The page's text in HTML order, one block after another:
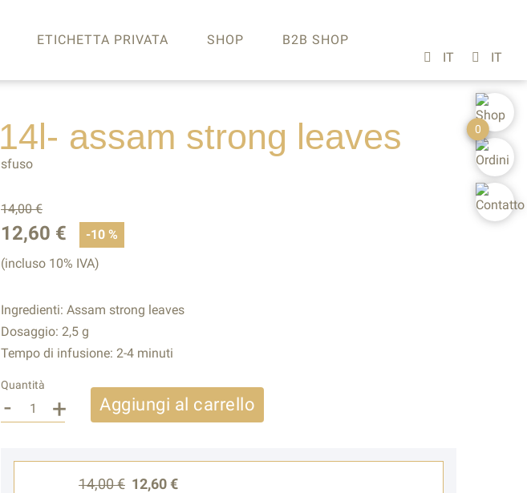
14l- assam strong leaves
sfuso
14,00 €
12,60 €
-10 %
(incluso 10% IVA)
Ingredienti: Assam strong leaves
Dosaggio: 2,5 g
Tempo di infusione: 2-4 minuti
Quantità
- + Aggiungi al carrello
14,00 € 12,60 €
ETICHETTA PRIVATA SHOP B2B SHOP
0